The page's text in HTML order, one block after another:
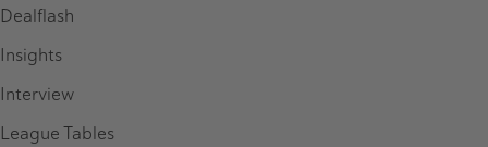
Dealflash
Insights
Interview
League Tables